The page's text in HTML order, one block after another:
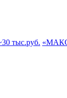
тыс.руб.